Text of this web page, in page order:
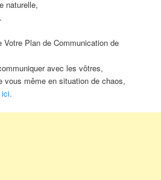
naturelle,
Plan de Communication de
avec les vôtres,
vous même en situation de chaos,